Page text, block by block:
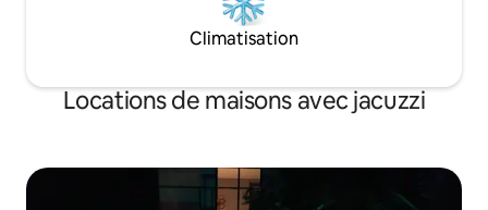
Climatisation
Locations de maisons avec jacuzzi